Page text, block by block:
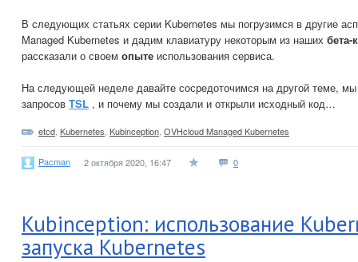
В следующих статьях серии Kubernetes мы погрузимся в другие
Managed Kubernetes и дадим клавиатуру некоторым из наших бета-
рассказали о своем опыте использования сервиса.
На следующей неделе давайте сосредоточимся на другой теме,
запросов TSL , и почему мы создали и открыли исходный код…
etcd Kubernetes Kubinception OVHcloud Managed Kubernetes
Pacman 2 октября 2020, 16:47 0
Kubinception: использование
запуска Kubernetes